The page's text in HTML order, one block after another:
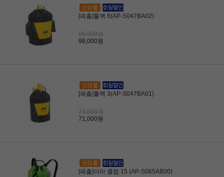
[페츨]툴백 6(AP-S047BA02)
98,000원
98,000원
[페츨]툴백 3(AP-S047BA01)
71,000원
71,000원
[페츨]야라 클럽 15 (AP-S065AB00)